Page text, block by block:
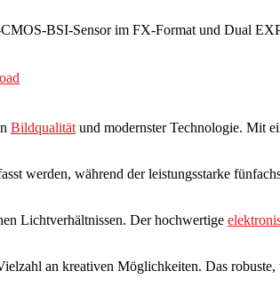
BSI-Sensor im FX-Format und Dual
Bildqualität und modernster Technologie. Mit
werden, während der leistungsstarke
Lichtverhältnissen. Der hochwertige
an kreativen Möglichkeiten. Das